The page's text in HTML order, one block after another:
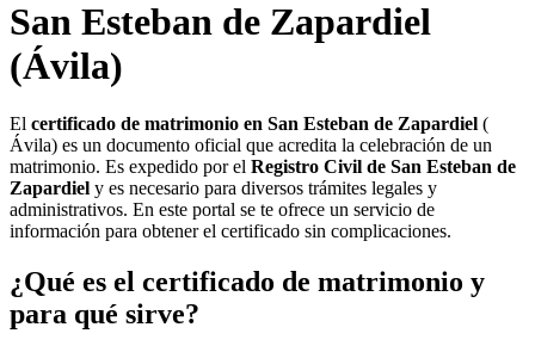
San Esteban de Zapardiel
(Ávila)
El certificado de matrimonio en San Esteban de Zapardiel (
Ávila) es un documento oficial que acredita la celebración de un
matrimonio. Es expedido por el Registro Civil de San Esteban de
Zapardiel y es necesario para diversos trámites legales y
administrativos. En este portal se te ofrece un servicio de
información para obtener el certificado sin complicaciones.
¿Qué es el certificado de matrimonio y
para qué sirve?